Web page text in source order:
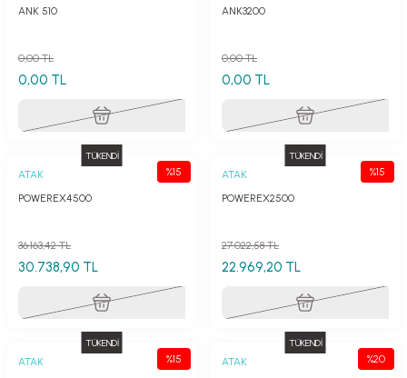
ANK 510
0,00 TL
0,00 TL
ANK3200
0,00 TL
0,00 TL
TÜKENDİ
%15
ATAK
POWEREX4500
30.738,90 TL
36.163,42 TL
TÜKENDİ
%15
ATAK
POWEREX2500
22.969,20 TL
27.022,58 TL
TÜKENDİ
%15
ATAK
TÜKENDİ
%20
ATAK